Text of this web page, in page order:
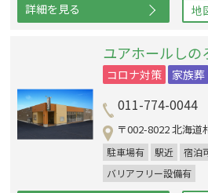
詳細を見る 地
ユアホールしの
コロナ対策 家族葬
011-774-0044
〒002-8022 北海
駐車場有 駅近 宿泊
バリアフリー設備有